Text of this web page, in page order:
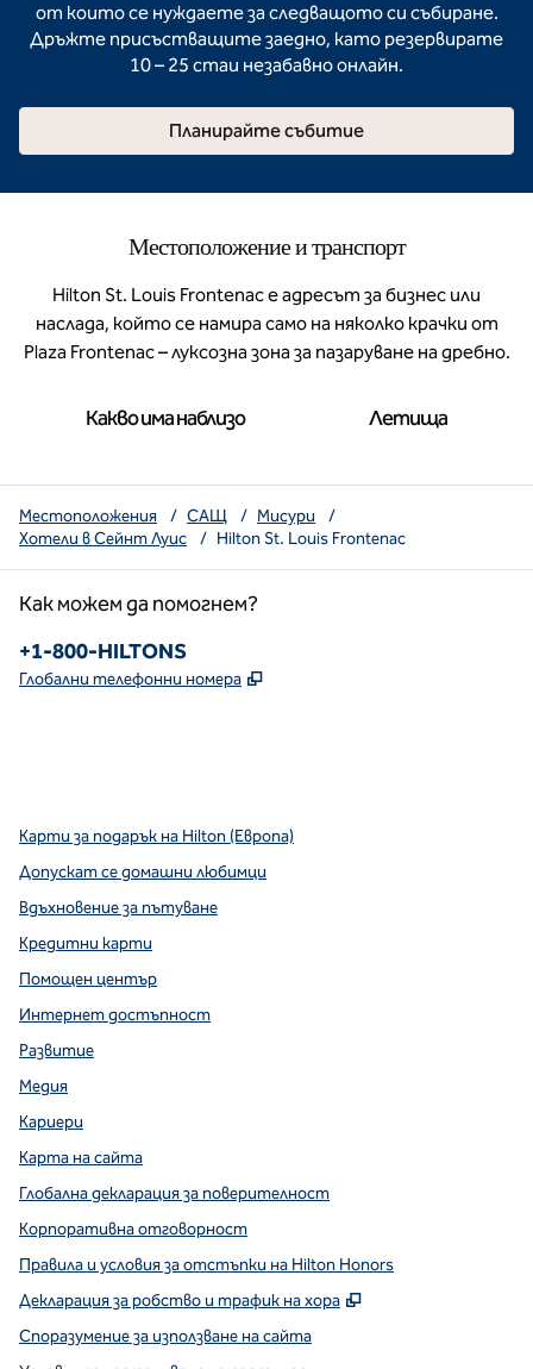
от които се нуждаете за следващото си събиране.
Дръжте присъстващите заедно, като резервирате
10 – 25 стаи незабавно онлайн.
Планирайте събитие
Местоположение и транспорт
Hilton St. Louis Frontenac е адресът за бизнес или
наслада, който се намира само на няколко крачки от
Plaza Frontenac – луксозна зона за пазаруване на дребно.
Какво има наблизо Летища
Местоположения / САЩ / Мисури
/
Хотели в Сейнт Луис
/ Hilton St. Louis Frontenac
Как можем да помогнем?
Телефон:
+1-800-HILTONS
Глобални телефонни номера ,
Карти за подарък на Hilton (Европа)
Допускат се домашни любимци
Вдъхновение за пътуване
Кредитни карти
Помощен център
Интернет достъпност
Развитие
Медия
Кариери
Карта на сайта
Глобална декларация за поверителност
Корпоративна отговорност
Правила и условия за отстъпки на Hilton Honors
Декларация за робство и трафик на хора
,
Споразумение за използване на сайта